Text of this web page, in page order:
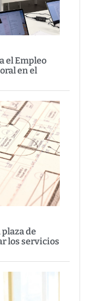
el Empleo
en el
de
los servicios